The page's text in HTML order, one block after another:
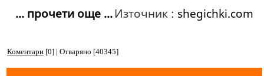
Източник : shegichki.com
... прочети още ...
Коментари [0] | Отваряно [40345]